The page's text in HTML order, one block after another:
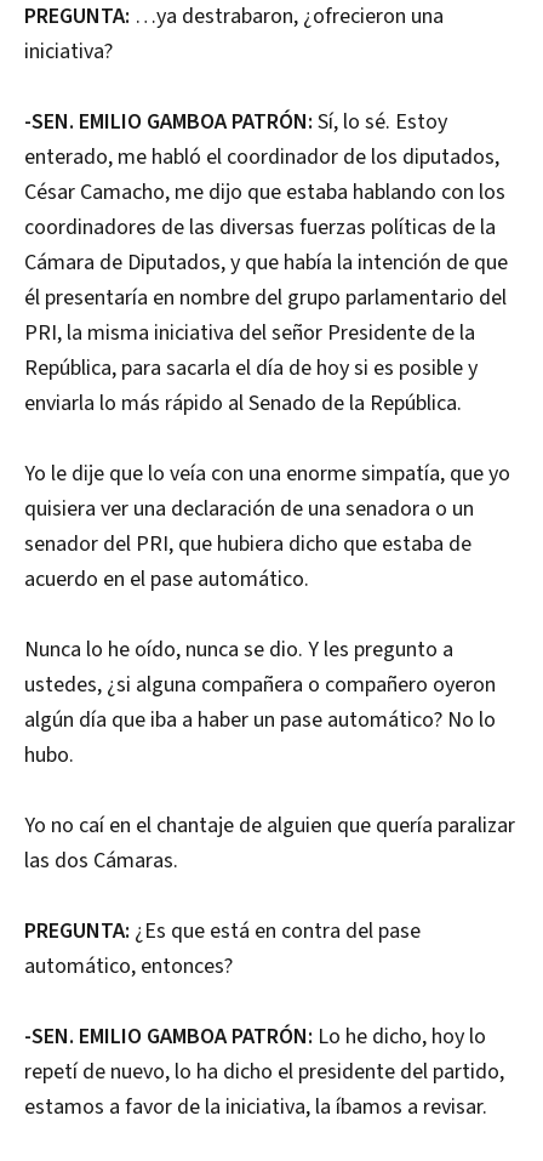
PREGUNTA: …ya destrabaron, ¿ofrecieron una
iniciativa?
-SEN. EMILIO GAMBOA PATRÓN: Sí, lo sé. Estoy
enterado, me habló el coordinador de los diputados,
César Camacho, me dijo que estaba hablando con los
coordinadores de las diversas fuerzas políticas de la
Cámara de Diputados, y que había la intención de que
él presentaría en nombre del grupo parlamentario del
PRI, la misma iniciativa del señor Presidente de la
República, para sacarla el día de hoy si es posible y
enviarla lo más rápido al Senado de la República.
Yo le dije que lo veía con una enorme simpatía, que yo
quisiera ver una declaración de una senadora o un
senador del PRI, que hubiera dicho que estaba de
acuerdo en el pase automático.
Nunca lo he oído, nunca se dio. Y les pregunto a
ustedes, ¿si alguna compañera o compañero oyeron
algún día que iba a haber un pase automático? No lo
hubo.
Yo no caí en el chantaje de alguien que quería paralizar
las dos Cámaras.
PREGUNTA: ¿Es que está en contra del pase
automático, entonces?
-SEN. EMILIO GAMBOA PATRÓN: Lo he dicho, hoy lo
repetí de nuevo, lo ha dicho el presidente del partido,
estamos a favor de la iniciativa, la íbamos a revisar.